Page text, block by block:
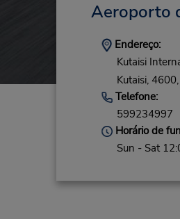
Aeroporto
Endereço:
Kutaisi
Kutaisi, 4600,
Telefone:
599234997
Horário de
Sun - Sat